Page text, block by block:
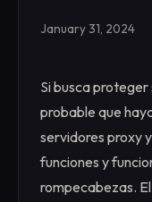
January 31, 2024
Si busca proteger
probable que
servidores proxy
funciones y
rompecabezas.